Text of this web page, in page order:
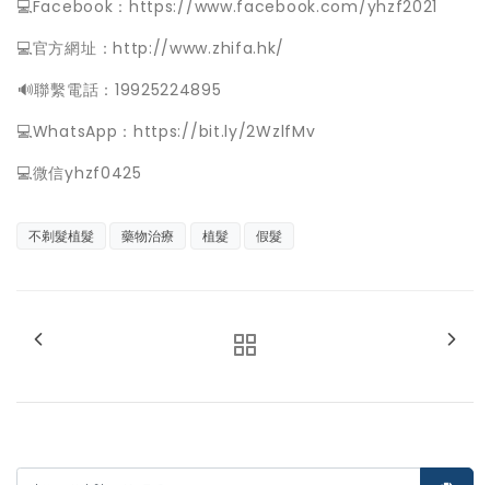
💻Facebook：https://www.facebook.com/yhzf2021
💻官方網址：http://www.zhifa.hk/
️🔊聯繫電話：19925224895
💻WhatsApp：https://bit.ly/2WzlfMv
💻微信yhzf0425
不剃髮植髮 藥物治療 植髮 假髮